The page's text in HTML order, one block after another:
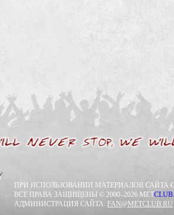
ПРИ ИСПОЛЬЗОВАНИИ МАТЕРИАЛОВ САЙТА
ВСЕ ПРАВА ЗАЩИЩЕНЫ © 2000–2026 METCLUB.
АДМИНИСТРАЦИЯ САЙТА: FAN@METCLUB.RU